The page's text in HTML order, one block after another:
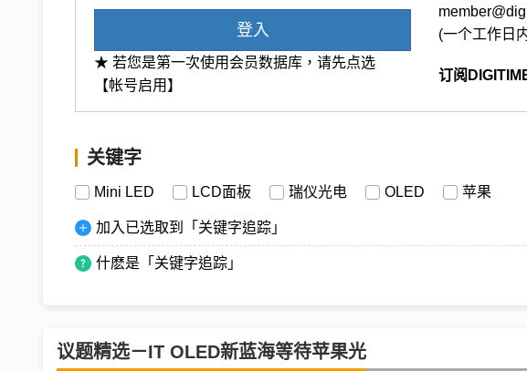
登入
★ 若您是第一次使用会员数据库，请先点选
【帐号启用】
(一个工作日
订阅
关键字
Mini LED LCD面板 瑞仪光电 OLED 苹果
加入已选取到「关键字追踪」
什麽是「关键字追踪」
议题精选－IT OLED新蓝海等待苹果光